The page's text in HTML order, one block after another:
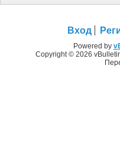
Вход
Powered by
Copyright © 2026